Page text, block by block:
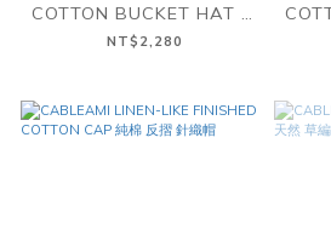
COTTON BUCKET HAT 純
棉 針織 漁夫帽
NT$2,280